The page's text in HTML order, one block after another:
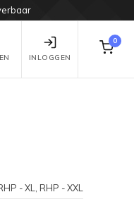
INLOGGEN
0
- XL, RHP - XXL